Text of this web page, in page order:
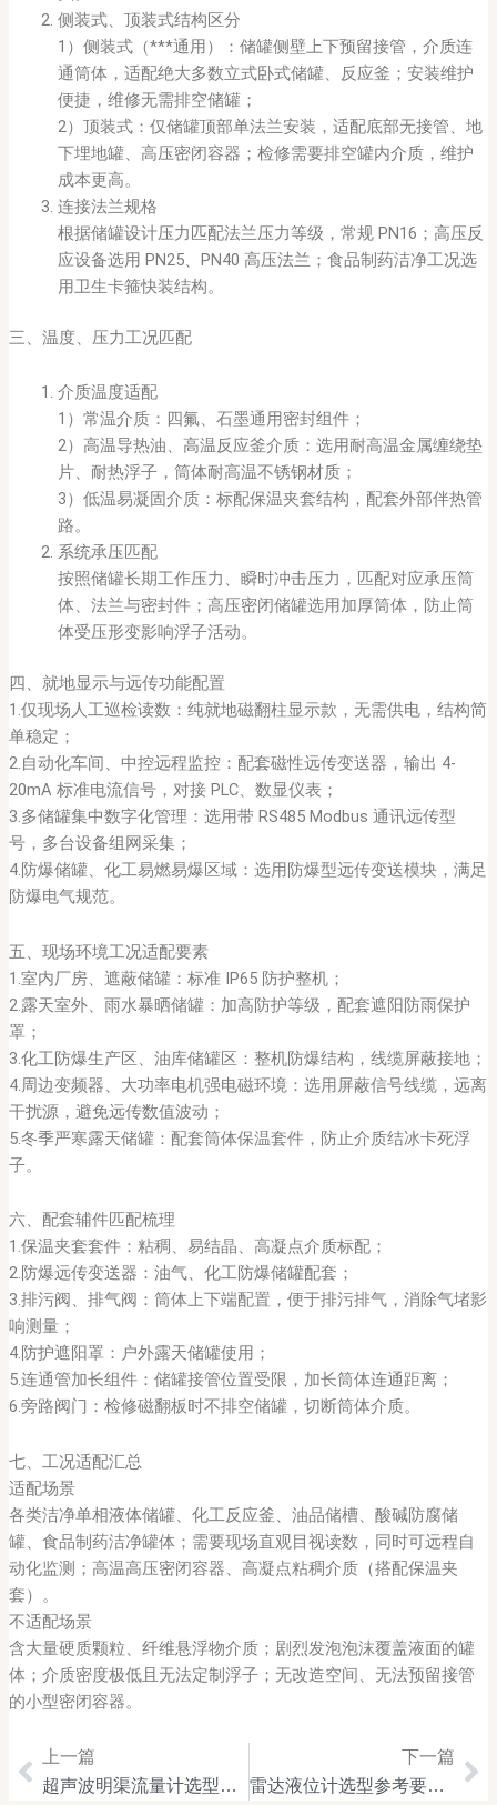
侧装式、顶装式结构区分
1）侧装式（***通用）：储罐侧壁上下预留接管，介质连
通筒体，适配绝大多数立式卧式储罐、反应釜；安装维护
便捷，维修无需排空储罐；
2）顶装式：仅储罐顶部单法兰安装，适配底部无接管、地
下埋地罐、高压密闭容器；检修需要排空罐内介质，维护
成本更高。
连接法兰规格
根据储罐设计压力匹配法兰压力等级，常规 PN16；高压反
应设备选用 PN25、PN40 高压法兰；食品制药洁净工况选
用卫生卡箍快装结构。
三、温度、压力工况匹配
介质温度适配
1）常温介质：四氟、石墨通用密封组件；
2）高温导热油、高温反应釜介质：选用耐高温金属缠绕垫
片、耐热浮子，筒体耐高温不锈钢材质；
3）低温易凝固介质：标配保温夹套结构，配套外部伴热管
路。
系统承压匹配
按照储罐长期工作压力、瞬时冲击压力，匹配对应承压筒
体、法兰与密封件；高压密闭储罐选用加厚筒体，防止筒
体受压形变影响浮子活动。
四、就地显示与远传功能配置
1.仅现场人工巡检读数：纯就地磁翻柱显示款，无需供电，结构简
单稳定；
2.自动化车间、中控远程监控：配套磁性远传变送器，输出 4-
20mA 标准电流信号，对接 PLC、数显仪表；
3.多储罐集中数字化管理：选用带 RS485 Modbus 通讯远传型
号，多台设备组网采集；
4.防爆储罐、化工易燃易爆区域：选用防爆型远传变送模块，满足
防爆电气规范。
五、现场环境工况适配要素
1.室内厂房、遮蔽储罐：标准 IP65 防护整机；
2.露天室外、雨水暴晒储罐：加高防护等级，配套遮阳防雨保护
罩；
3.化工防爆生产区、油库储罐区：整机防爆结构，线缆屏蔽接地；
4.周边变频器、大功率电机强电磁环境：选用屏蔽信号线缆，远离
干扰源，避免远传数值波动；
5.冬季严寒露天储罐：配套筒体保温套件，防止介质结冰卡死浮
子。
六、配套辅件匹配梳理
1.保温夹套套件：粘稠、易结晶、高凝点介质标配；
2.防爆远传变送器：油气、化工防爆储罐配套；
3.排污阀、排气阀：筒体上下端配置，便于排污排气，消除气堵影
响测量；
4.防护遮阳罩：户外露天储罐使用；
5.连通管加长组件：储罐接管位置受限，加长筒体连通距离；
6.旁路阀门：检修磁翻板时不排空储罐，切断筒体介质。
七、工况适配汇总
适配场景
各类洁净单相液体储罐、化工反应釜、油品储槽、酸碱防腐储
罐、食品制药洁净罐体；需要现场直观目视读数，同时可远程自
动化监测；高温高压密闭容器、高凝点粘稠介质（搭配保温夹
套）。
不适配场景
含大量硬质颗粒、纤维悬浮物介质；剧烈发泡泡沫覆盖液面的罐
体；介质密度极低且无法定制浮子；无改造空间、无法预留接管
的小型密闭容器。
Prev
上一篇
超声波明渠流量计选型参考要素，渠道水质与现场工况匹配梳理
下一篇
雷达液位计选型参考要素，复杂介质与工业储罐工况匹配梳理